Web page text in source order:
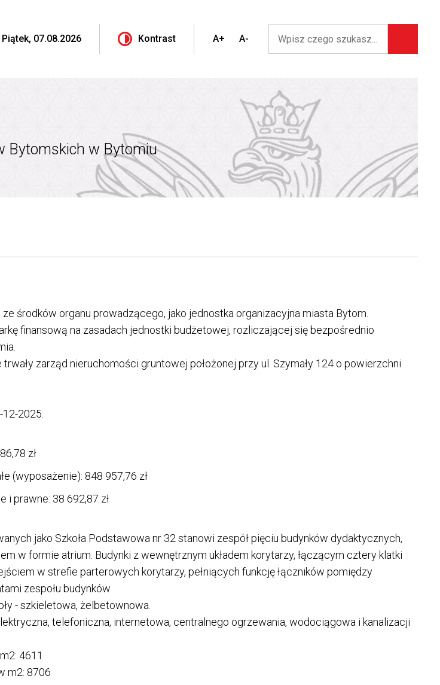
Piątek, 07.08.2026 Kontrast A+ A-
Bytomskich w Bytomiu
środków organu prowadzącego, jako jednostka organizacyjna miasta Bytom.
finansową na zasadach jednostki budżetowej, rozliczającej się bezpośrednio
trwały zarząd nieruchomości gruntowej położonej przy ul. Szymały 124 o powierzchni
12-2025:
zł
(wyposażenie): 848 957,76 zł
i prawne: 38 692,87 zł
jako Szkoła Podstawowa nr 32 stanowi zespół pięciu budynków dydaktycznych,
w formie atrium. Budynki z wewnętrznym układem korytarzy, łączącym cztery klatki
w strefie parterowych korytarzy, pełniących funkcję łączników pomiędzy
zespołu budynków.
- szkieletowa, żelbetownowa.
telefoniczna, internetowa, centralnego ogrzewania, wodociągowa i kanalizacji
4611
m2: 8706